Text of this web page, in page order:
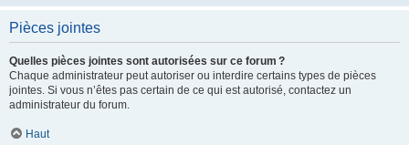
Pièces jointes
Quelles pièces jointes sont autorisées sur ce forum ?
Chaque administrateur peut autoriser ou interdire certains types de pièces
jointes. Si vous n’êtes pas certain de ce qui est autorisé, contactez un
administrateur du forum.
Haut